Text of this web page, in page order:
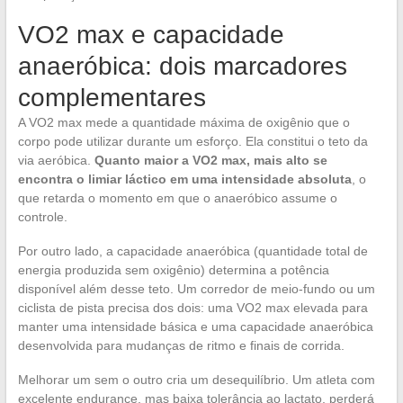
VO2 max e capacidade
anaeróbica: dois marcadores
complementares
A VO2 max mede a quantidade máxima de oxigênio que o
corpo pode utilizar durante um esforço. Ela constitui o teto da
via aeróbica. Quanto maior a VO2 max, mais alto se
encontra o limiar láctico em uma intensidade absoluta, o
que retarda o momento em que o anaeróbico assume o
controle.
Por outro lado, a capacidade anaeróbica (quantidade total de
energia produzida sem oxigênio) determina a potência
disponível além desse teto. Um corredor de meio-fundo ou um
ciclista de pista precisa dos dois: uma VO2 max elevada para
manter uma intensidade básica e uma capacidade anaeróbica
desenvolvida para mudanças de ritmo e finais de corrida.
Melhorar um sem o outro cria um desequilíbrio. Um atleta com
excelente endurance, mas baixa tolerância ao lactato, perderá